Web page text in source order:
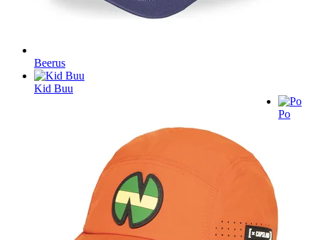
Beerus
Kid Buu
Po